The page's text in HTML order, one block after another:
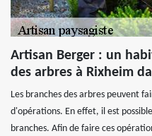
Artisan Berger : un
des arbres à Rixheim
Les branches des arbres peuvent
d'opérations. En effet, il est
branches. Afin de faire ces